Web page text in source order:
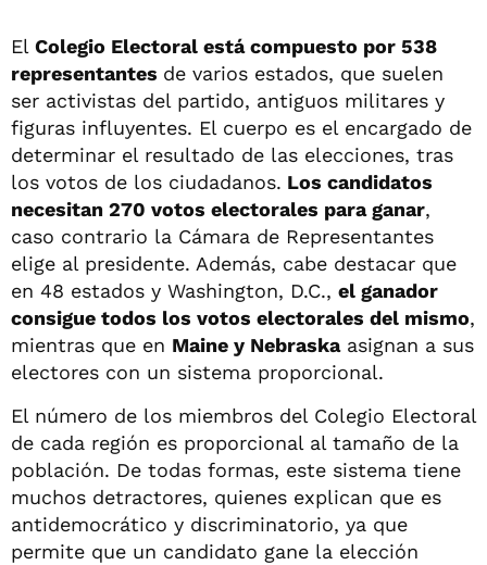
El Colegio Electoral está compuesto por 538
representantes de varios estados, que suelen
ser activistas del partido, antiguos militares y
figuras influyentes. El cuerpo es el encargado de
determinar el resultado de las elecciones, tras
los votos de los ciudadanos. Los candidatos
necesitan 270 votos electorales para ganar,
caso contrario la Cámara de Representantes
elige al presidente. Además, cabe destacar que
en 48 estados y Washington, D.C., el ganador
consigue todos los votos electorales del mismo,
mientras que en Maine y Nebraskaasignan a sus
electores con un sistema proporcional.
El número de los miembros del Colegio Electoral
de cada región es proporcional al tamaño de la
población. De todas formas, este sistema tiene
muchos detractores, quienes explican que es
antidemocrático y discriminatorio, ya que
permite que un candidato gane la elección